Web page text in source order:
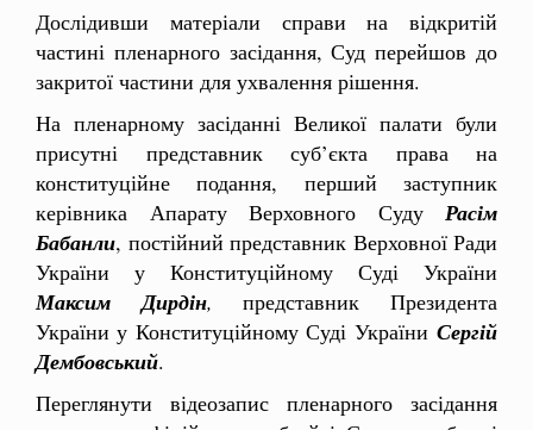
Дослідивши матеріали справи на відкритій
частині пленарного засідання, Суд перейшов до
закритої частини для ухвалення рішення.
На пленарному засіданні Великої палати були
присутні представник суб’єкта права на
конституційне подання, перший заступник
керівника Апарату Верховного Суду Расім
Бабанли, постійний представник Верховної Ради
України у Конституційному Суді України
Максим Дирдін,представник Президента
України у Конституційному Суді України Сергій
Дембовський.
Переглянути відеозапис пленарного засідання